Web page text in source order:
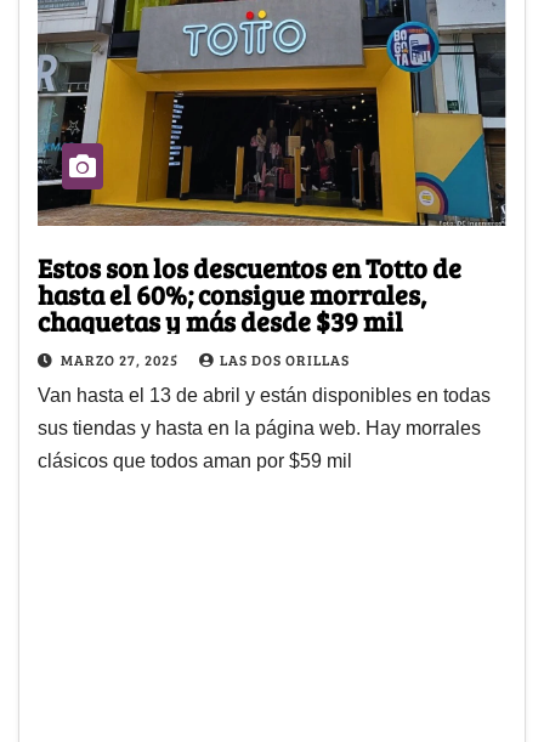
Estos son los descuentos en Totto de
hasta el 60%; consigue morrales,
chaquetas y más desde $39 mil
MARZO 27, 2025 LAS DOS ORILLAS
Van hasta el 13 de abril y están disponibles en todas
sus tiendas y hasta en la página web. Hay morrales
clásicos que todos aman por $59 mil